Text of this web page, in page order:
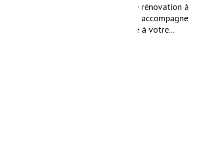
À la recherche de services de rénovation à
Russange ? Onud Innov' vous accompagne
pour donner une nouvelle vie à votre...